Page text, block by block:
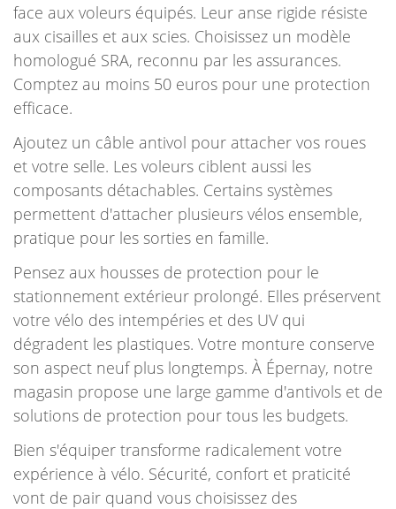
face aux voleurs équipés. Leur anse rigide résiste
aux cisailles et aux scies. Choisissez un modèle
homologué SRA, reconnu par les assurances.
Comptez au moins 50 euros pour une protection
efficace.
Ajoutez un câble antivol pour attacher vos roues
et votre selle. Les voleurs ciblent aussi les
composants détachables. Certains systèmes
permettent d'attacher plusieurs vélos ensemble,
pratique pour les sorties en famille.
Pensez aux housses de protection pour le
stationnement extérieur prolongé. Elles préservent
votre vélo des intempéries et des UV qui
dégradent les plastiques. Votre monture conserve
son aspect neuf plus longtemps. À Épernay, notre
magasin propose une large gamme d'antivols et de
solutions de protection pour tous les budgets.
Bien s'équiper transforme radicalement votre
expérience à vélo. Sécurité, confort et praticité
vont de pair quand vous choisissez des